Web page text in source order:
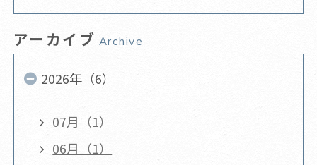
アーカイブ Archive
2026年（6）
07月（1）
06月（1）